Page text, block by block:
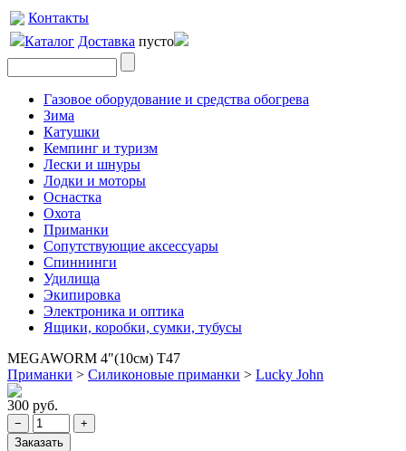
Контакты
Каталог Доставка пусто
Газовое оборудование и средства обогрева
Зима
Катушки
Кемпинг и туризм
Лески и шнуры
Лодки и моторы
Оснастка
Охота
Приманки
Сопутствующие аксессуары
Спиннинги
Удилища
Экипировка
Электроника и оптика
Ящики, коробки, сумки, тубусы
MEGAWORM 4"(10см) T47
Приманки > Силиконовые приманки > Lucky John
300 руб.